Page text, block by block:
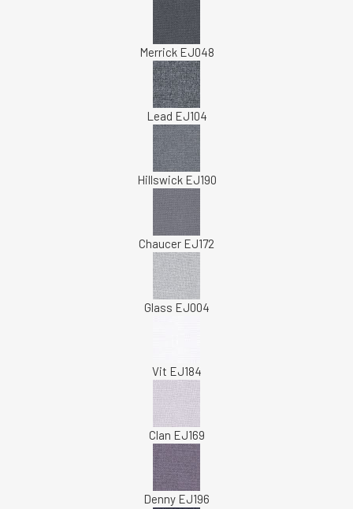
Merrick EJ048
Lead EJ104
Hillswick EJ190
Chaucer EJ172
Glass EJ004
Vit EJ184
Clan EJ169
Denny EJ196